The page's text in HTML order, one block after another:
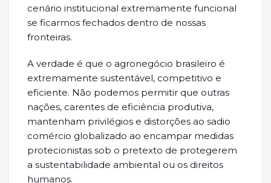
cenário institucional extremamente funcional
se ficarmos fechados dentro de nossas
fronteiras.
A verdade é que o agronegócio brasileiro é
extremamente sustentável, competitivo e
eficiente. Não podemos permitir que outras
nações, carentes de eficiência produtiva,
mantenham privilégios e distorções ao sadio
comércio globalizado ao encampar medidas
protecionistas sob o pretexto de protegerem
a sustentabilidade ambiental ou os direitos
humanos.